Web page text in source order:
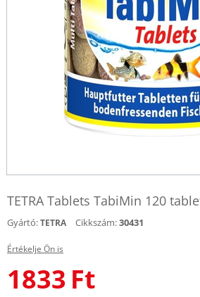
TETRA Tablets TabiMin 120
Gyártó:TETRA Cikkszám:30431
Értékelje Ön is
1833 Ft